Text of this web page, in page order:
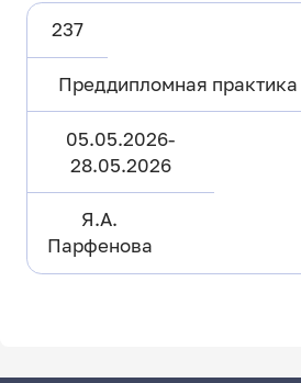
237
Преддипломная практика
05.05.2026-
28.05.2026
Я.А.
Парфенова